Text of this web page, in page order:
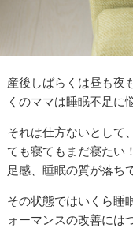
産後しばらくは昼も夜
くのママは睡眠不足に
それは仕方ないとして
ても寝てもまだ寝たい
足感、睡眠の質が落ち
その状態ではいくら睡
ォーマンスの改善には